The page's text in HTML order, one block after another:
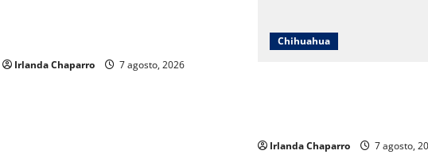
Irlanda Chaparro 7 agosto, 2026
Chihuahua
Irlanda Chaparro 7 agosto,